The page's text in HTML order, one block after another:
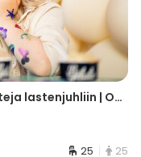
Elämys: Glitternisti | Glittertatuointeja lastenjuhliin | Oulu
25 25